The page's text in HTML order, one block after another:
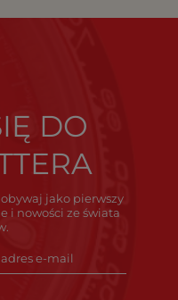
DO
jako pierwszy
i nowości ze świata